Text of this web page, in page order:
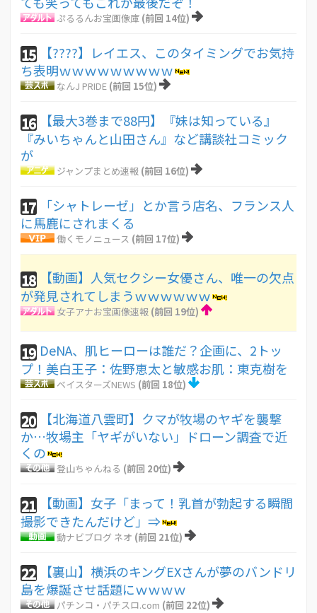
ぷるるんお宝画像庫 (前回 14位)
15
【????】レイエス、このタイミングでお気持
ち表明ｗｗｗｗｗｗｗｗｗ
なんJ PRIDE (前回 15位)
16
【最大3巻まで88円】『妹は知っている』
『みいちゃんと山田さん』など講談社コミック
が
ジャンプまとめ速報 (前回 16位)
17
「シャトレーゼ」とか言う店名、フランス人
に馬鹿にされまくる
働くモノニュース (前回 17位)
18
【動画】人気セクシー女優さん、唯一の欠点
が発見されてしまうｗｗｗｗｗｗ
女子アナお宝画像速報 (前回 19位)
19 DeNA、肌ヒーローは誰だ？企画に、2トッ
プ！美白王子：佐野恵太と敏感お肌：東克樹を
ベイスターズNEWS (前回 18位)
20
【北海道八雲町】クマが牧場のヤギを襲撃
か…牧場主「ヤギがいない」ドローン調査で近
くの
登山ちゃんねる (前回 20位)
21
【動画】女子「まって！乳首が勃起する瞬間
撮影できたんだけど」⇒
動ナビブログ ネオ (前回 21位)
22
【裏山】横浜のキングEXさんが夢のバンドリ
島を爆誕させ話題にｗｗｗｗ
パチンコ・パチスロ.com (前回 22位)